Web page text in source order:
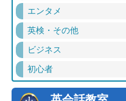
エンタメ
英検・その他
ビジネス
初心者